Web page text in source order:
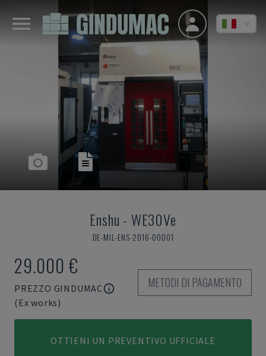
Enshu - WE30Ve
DE-MIL-ENS-2016-00001
29.000 €
PREZZO GINDUMAC
(Ex works)
METODI DI PAGAMENTO
OTTIENI UN PREVENTIVO UFFICIALE